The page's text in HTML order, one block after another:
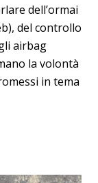
dell’ormai
del controllo
airbag
la volontà
in tema